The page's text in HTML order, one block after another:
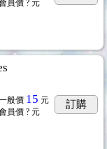
員價 ? 元
般價 15 元
員價 ? 元
訂購